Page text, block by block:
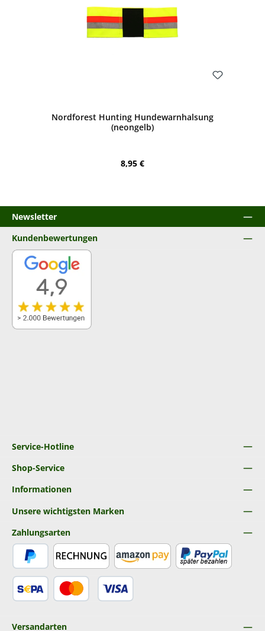
Nordforest Hunting Hundewarnhalsung
(neongelb)
Regulärer Preis:
8,95 €
Newsletter
Service-Hotline
Shop-Service
Informationen
Unsere wichtigsten Marken
Kundenbewertungen
Zahlungsarten
Versandarten